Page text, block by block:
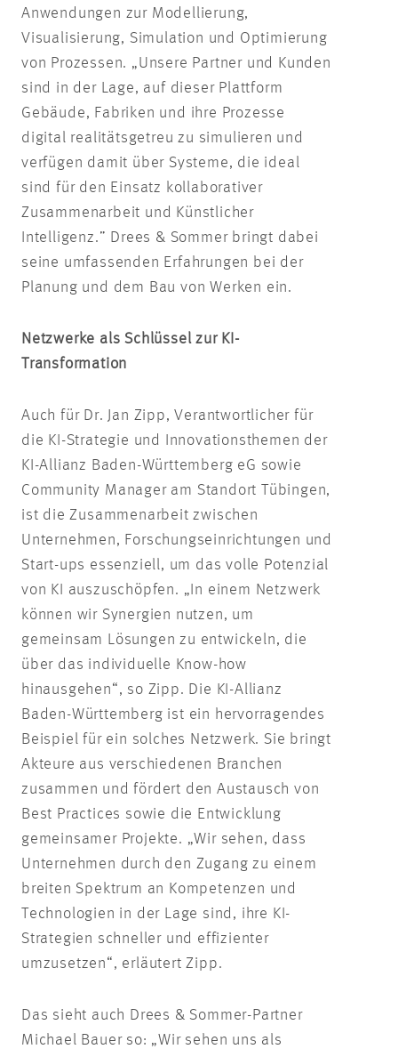
Anwendungen zur Modellierung,
Visualisierung, Simulation und Optimierung
von Prozessen. „Unsere Partner und Kunden
sind in der Lage, auf dieser Plattform
Gebäude, Fabriken und ihre Prozesse
digital realitätsgetreu zu simulieren und
verfügen damit über Systeme, die ideal
sind für den Einsatz kollaborativer
Zusammenarbeit und Künstlicher
Intelligenz.” Drees & Sommer bringt dabei
seine umfassenden Erfahrungen bei der
Planung und dem Bau von Werken ein.
Netzwerke als Schlüssel zur KI-
Transformation
Auch für Dr. Jan Zipp, Verantwortlicher für
die KI-Strategie und Innovationsthemen der
KI-Allianz Baden-Württemberg eG sowie
Community Manager am Standort Tübingen,
ist die Zusammenarbeit zwischen
Unternehmen, Forschungseinrichtungen und
Start-ups essenziell, um das volle Potenzial
von KI auszuschöpfen. „In einem Netzwerk
können wir Synergien nutzen, um
gemeinsam Lösungen zu entwickeln, die
über das individuelle Know-how
hinausgehen“, so Zipp. Die KI-Allianz
Baden-Württemberg ist ein hervorragendes
Beispiel für ein solches Netzwerk. Sie bringt
Akteure aus verschiedenen Branchen
zusammen und fördert den Austausch von
Best Practices sowie die Entwicklung
gemeinsamer Projekte. „Wir sehen, dass
Unternehmen durch den Zugang zu einem
breiten Spektrum an Kompetenzen und
Technologien in der Lage sind, ihre KI-
Strategien schneller und effizienter
umzusetzen“, erläutert Zipp.
Das sieht auch Drees & Sommer-Partner
Michael Bauer so: „Wir sehen uns als